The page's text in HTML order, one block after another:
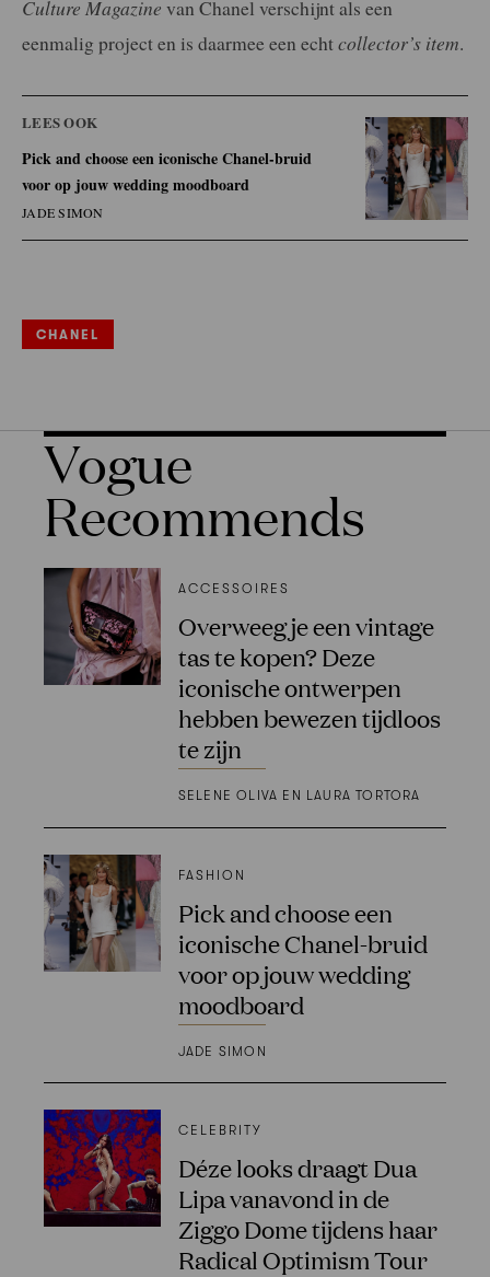
Culture Magazine van Chanel verschijnt als een
eenmalig project en is daarmee een echtcollector’s item.
LEES OOK
Pick and choose een iconische Chanel-bruid
voor op jouw wedding moodboard
JADE SIMON
CHANEL
Vogue
Recommends
ACCESSOIRES
Overweeg je een vintage
tas te kopen? Deze
iconische ontwerpen
hebben bewezen tijdloos
te zijn
SELENE OLIVA EN LAURA TORTORA
FASHION
Pick and choose een
iconische Chanel-bruid
voor op jouw wedding
moodboard
JADE SIMON
CELEBRITY
Déze looks draagt Dua
Lipa vanavond in de
Ziggo Dome tijdens haar
Radical Optimism Tour